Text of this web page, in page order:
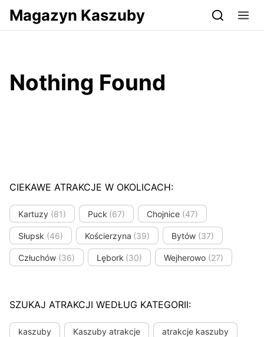
Przejdź do serwisu magazynkaszuby.pl
Magazyn Kaszuby
Nothing Found
CIEKAWE ATRAKCJE W OKOLICACH:
Kartuzy (81) Puck (67) Chojnice (47)
Słupsk (46) Kościerzyna (39) Bytów (37)
Człuchów (36) Lębork (30) Wejherowo (27)
SZUKAJ ATRAKCJI WEDŁUG KATEGORII:
kaszuby Kaszuby atrakcje atrakcje kaszuby